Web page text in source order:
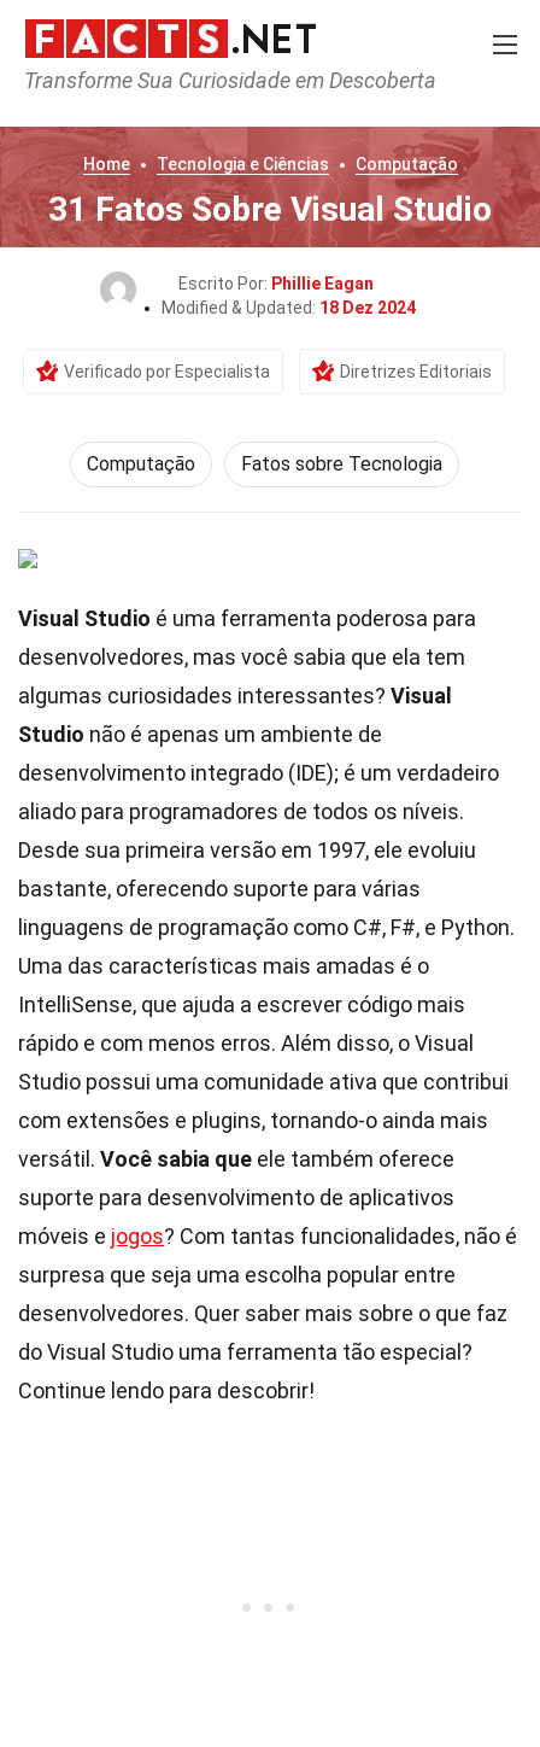
Transforme Sua Curiosidade em Descoberta
Home Tecnologia e Ciências Computação
31 Fatos Sobre Visual Studio
Escrito Por: Phillie Eagan
Modified & Updated: 18 Dez 2024
Verificado por Especialista Diretrizes Editoriais
Computação Fatos sobre Tecnologia
Visual Studio é uma ferramenta poderosa para
desenvolvedores, mas você sabia que ela tem
algumas curiosidades interessantes? Visual
Studio não é apenas um ambiente de
desenvolvimento integrado (IDE); é um verdadeiro
aliado para programadores de todos os níveis.
Desde sua primeira versão em 1997, ele evoluiu
bastante, oferecendo suporte para várias
linguagens de programação como C#, F#, e Python.
Uma das características mais amadas é o
IntelliSense, que ajuda a escrever código mais
rápido e com menos erros. Além disso, o Visual
Studio possui uma comunidade ativa que contribui
com extensões e plugins, tornando-o ainda mais
versátil. Você sabia que ele também oferece
suporte para desenvolvimento de aplicativos
móveis e jogos? Com tantas funcionalidades, não é
surpresa que seja uma escolha popular entre
desenvolvedores. Quer saber mais sobre o que faz
do Visual Studio uma ferramenta tão especial?
Continue lendo para descobrir!